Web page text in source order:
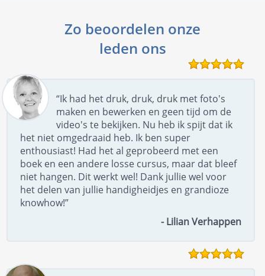
Zo beoordelen onze
leden ons
“Ik had het druk, druk, druk met foto's
maken en bewerken en geen tijd om de
video's te bekijken. Nu heb ik spijt dat ik
het niet omgedraaid heb. Ik ben super
enthousiast! Had het al geprobeerd met een
boek en een andere losse cursus, maar dat bleef
niet hangen. Dit werkt wel! Dank jullie wel voor
het delen van jullie handigheidjes en grandioze
knowhow!”
- Lilian Verhappen